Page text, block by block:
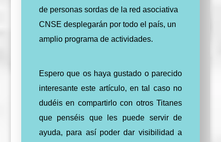
de personas sordas de la red asociativa
CNSE desplegarán por todo el país, un
amplio programa de actividades.
Espero que os haya gustado o parecido
interesante este artículo, en tal caso no
dudéis en compartirlo con otros Titanes
que penséis que les puede servir de
ayuda, para así poder dar visibilidad a